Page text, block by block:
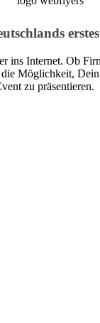
ins Internet. Ob
Möglichkeit,
zu präsentieren.